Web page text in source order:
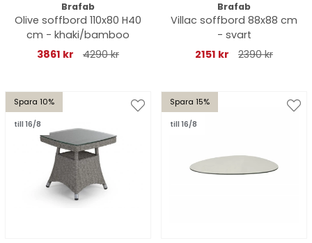
Brafab
Olive soffbord 110x80 H40
cm - khaki/bamboo
3861 kr
4290 kr
Brafab
Villac soffbord 88x88 cm
- svart
2151 kr
2390 kr
Spara 10%
till 16/8
Spara 15%
till 16/8